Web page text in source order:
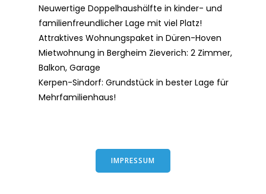
Neuwertige Doppelhaushälfte in kinder- und
familienfreundlicher Lage mit viel Platz!
Attraktives Wohnungspaket in Düren-Hoven
Mietwohnung in Bergheim Zieverich: 2 Zimmer,
Balkon, Garage
Kerpen-Sindorf: Grundstück in bester Lage für
Mehrfamilienhaus!
IMPRESSUM